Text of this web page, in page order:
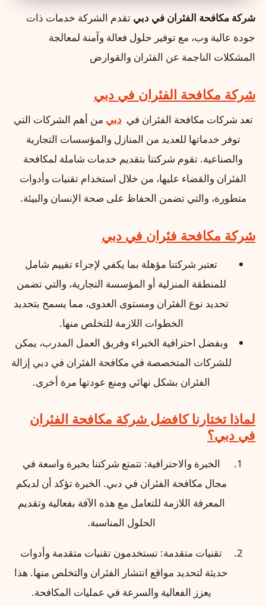
شركة مكافحة الفئران في دبي تقدم الشركة خدمات ذات
جودة عالية وب، مع توفير حلول فعالة وآمنة لمعالجة
المشكلات الناجمة عن الفئران والقوارض
شركة مكافحة الفئران في دبي
تعد شركات مكافحة الفئران فيدبي من أهم الشركات التي
توفر خدماتها للعديد من المنازل والمؤسسات التجارية
والصناعية. تقوم شركتنا بتقديم خدمات شاملة لمكافحة
الفئران والقضاء عليها، من خلال استخدام تقنيات وأدوات
متطورة، والتي تضمن الحفاظ على صحة الإنسان والبيئة.
شركة مكافحة فئران في دبي
تعتبر شركتنا مؤهلة بما يكفي لإجراء تقييم شامل
للمنطقة المنزلية أو المؤسسة التجارية، والتي تضمن
تحديد نوع الفئران ومستوى العدوى، مما يسمح بتحديد
الخطوات اللازمة للتخلص منها.
وبفضل احترافية الخبراء وفريق العمل المدرب، يمكن
للشركات المتخصصة في مكافحة الفئران في دبي إزالة
الفئران بشكل نهائي ومنع عودتها مرة أخرى.
لماذا تختارنا كافضل شركة مكافحة الفئران
في دبي؟
الخبرة والاحترافية: تتمتع شركتنا بخبرة واسعة في
مجال مكافحة الفئران في دبي. الخبرة تؤكد أن لديكم
المعرفة اللازمة للتعامل مع هذه الآفة بفعالية وتقديم
الحلول المناسبة.
تقنيات متقدمة: تستخدمون تقنيات متقدمة وأدوات
حديثة لتحديد مواقع انتشار الفئران والتخلص منها. هذا
يعزز الفعالية والسرعة في عمليات المكافحة.